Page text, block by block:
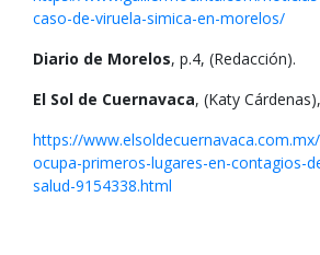
caso-de-viruela-simica-en-morelos/
Diario de Morelos, p.4, (Redacción).
El Sol de Cuernavaca, (Katy Cárdenas),
https://
ocupa-primeros-lugares-en-contagios-
salud-9154338.html